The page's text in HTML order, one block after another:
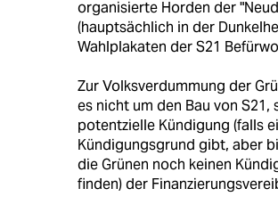
organisierte Horden der
(hauptsächlich in der
Wahlplakaten der S21
Zur Volksverdummung der
es nicht um den Bau von S21,
potentzielle Kündigung (falls
Kündigungsgrund gibt, aber
die Grünen noch keinen
finden) der